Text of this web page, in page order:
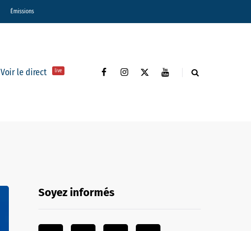
Émissions
Voir le direct live
Soyez informés